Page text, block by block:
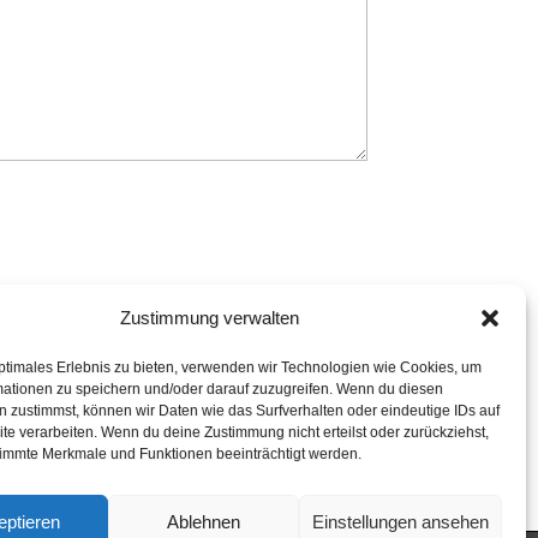
Zustimmung verwalten
Erlebnis zu bieten, verwenden wir Technologien wie Cookies, um
zu speichern und/oder darauf zuzugreifen. Wenn du diesen
zustimmst, können wir Daten wie das Surfverhalten oder eindeutige IDs auf
verarbeiten. Wenn du deine Zustimmung nicht erteilst oder zurückziehst,
Merkmale und Funktionen beeinträchtigt werden.
Ablehnen Einstellungen ansehen